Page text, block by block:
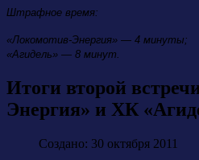
Штрафное время:
«Локомотив-Энергия» — 4 минуты;
«Агидель» — 8 минут.
Итоги второй
Энергия» и ХК
Создано: 30 октября 2011